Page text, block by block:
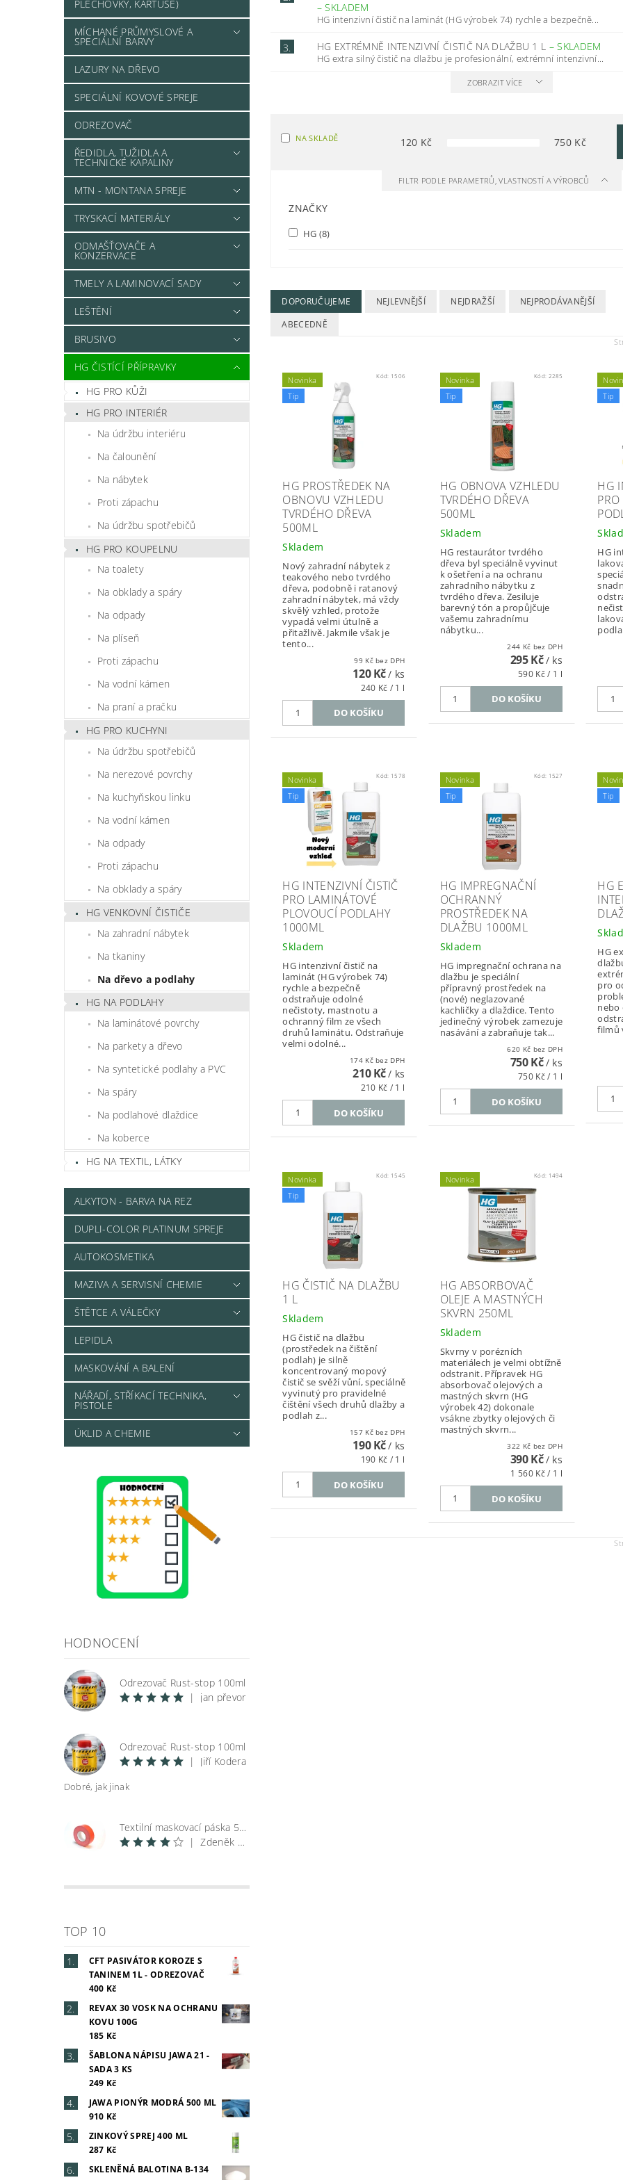
PLECHOVKY, KARTUŠE)
MÍCHANÉ PRŮMYSLOVÉ A
SPECIÁLNÍ BARVY
LAZURY NA DŘEVO
SPECIÁLNÍ KOVOVÉ SPREJE
ODREZOVAČ
ŘEDIDLA, TUŽIDLA A
TECHNICKÉ KAPALINY
MTN - MONTANA SPREJE
TRYSKACÍ MATERIÁLY
ODMAŠŤOVAČE A
KONZERVACE
TMELY A LAMINOVACÍ SADY
LEŠTĚNÍ
BRUSIVO
HG ČISTÍCÍ PŘÍPRAVKY
HG PRO KŮŽI
HG PRO INTERIÉR
Na údržbu interiéru
Na čalounění
Na nábytek
Proti zápachu
Na údržbu spotřebičů
HG PRO KOUPELNU
Na toalety
Na obklady a spáry
Na odpady
Na plíseň
Proti zápachu
Na vodní kámen
Na praní a pračku
HG PRO KUCHYNI
Na údržbu spotřebičů
Na nerezové povrchy
Na kuchyňskou linku
Na vodní kámen
Na odpady
Proti zápachu
Na obklady a spáry
HG VENKOVNÍ ČISTIČE
Na zahradní nábytek
Na tkaniny
Na dřevo a podlahy
HG NA PODLAHY
Na laminátové povrchy
Na parkety a dřevo
Na syntetické podlahy a PVC
Na spáry
Na podlahové dlaždice
Na koberce
HG NA TEXTIL, LÁTKY
ALKYTON - BARVA NA REZ
DUPLI-COLOR PLATINUM SPREJE
AUTOKOSMETIKA
MAZIVA A SERVISNÍ CHEMIE
ŠTĚTCE A VÁLEČKY
LEPIDLA
MASKOVÁNÍ A BALENÍ
NÁŘADÍ, STŘÍKACÍ TECHNIKA,
PISTOLE
ÚKLID A CHEMIE
HODNOCENÍ
Odrezovač Rust-stop 100ml
|
jan převor
Odrezovač Rust-stop 100ml
|
Jiří Kodera
Dobré, jak jinak
Textilní maskovací páska 50 m
|
Zdeněk Špunar
TOP 10
CFT PASIVÁTOR KOROZE S
TANINEM 1L - ODREZOVAČ
400 Kč
REVAX 30 VOSK NA OCHRANU
KOVU 100G
185 Kč
ŠABLONA NÁPISU JAWA 21 -
SADA 3 KS
249 Kč
JAWA PIONÝR MODRÁ 500 ML
910 Kč
ZINKOVÝ SPREJ 400 ML
287 Kč
SKLENĚNÁ BALOTINA B-134
– SKLADEM
HG intenzivní čistič na laminát (HG výrobek 74) rychle a bezpečně...
3. HG EXTRÉMNĚ INTENZIVNÍ ČISTIČ NA DLAŽBU 1 L – SKLADEM
HG extra silný čistič na dlažbu je profesionální, extrémní intenzivní...
ZOBRAZIT VÍCE
NA SKLADĚ 120 Kč 750Kč
FILTR PODLE PARAMETRŮ, VLASTNOSTÍ A VÝROBCŮ
ZNAČKY
HG (8)
DOPORUČUJEME NEJLEVNĚJŠÍ NEJDRAŽŠÍ
NEJPRODÁVANĚJŠÍ
ABECEDNĚ
Novinka
Tip
Kód: 1506
HG PROSTŘEDEK NA
OBNOVU VZHLEDU
TVRDÉHO DŘEVA
500ML
Skladem
Nový zahradní nábytek z
teakového nebo tvrdého
dřeva, podobně i ratanový
zahradní nábytek, má vždy
skvělý vzhled, protože
vypadá velmi útulně a
přitažlivě. Jakmile však je
tento...
99 Kč bez DPH
120 Kč/ ks
240 Kč / 1 l
Novinka
Tip
Kód: 2285
HG OBNOVA VZHLEDU
TVRDÉHO DŘEVA
500ML
Skladem
HG restaurátor tvrdého
dřeva byl speciálně vyvinut
k ošetření a na ochranu
zahradního nábytku z
tvrdého dřeva. Zesiluje
barevný tón a propůjčuje
vašemu zahradnímu
nábytku...
244 Kč bez DPH
295 Kč/ ks
590 Kč / 1 l
Tip
HG
PRO
HG
Novinka
Tip
Kód: 1578
HG INTENZIVNÍ ČISTIČ
PRO LAMINÁTOVÉ
PLOVOUCÍ PODLAHY
1000ML
Skladem
HG intenzivní čistič na
laminát (HG výrobek 74)
rychle a bezpečně
odstraňuje odolné
nečistoty, mastnotu a
ochranný film ze všech
druhů laminátu. Odstraňuje
velmi odolné...
174 Kč bez DPH
210 Kč/ ks
210 Kč / 1 l
Novinka
Tip
Kód: 1527
HG IMPREGNAČNÍ
OCHRANNÝ
PROSTŘEDEK NA
DLAŽBU 1000ML
Skladem
HG impregnační ochrana na
dlažbu je speciální
přípravný prostředek na
(nové) neglazované
kachličky a dlaždice. Tento
jedinečný výrobek zamezuje
nasávání a zabraňuje tak...
620 Kč bez DPH
750 Kč/ ks
750 Kč / 1 l
Tip
HG
HG
pro
nebo
filmů
Novinka
Tip
Kód: 1545
HG ČISTIČ NA DLAŽBU
1 L
Skladem
HG čistič na dlažbu
(prostředek na čištění
podlah) je silně
koncentrovaný mopový
čistič se svěží vůní, speciálně
vyvinutý pro pravidelné
čištění všech druhů dlažby a
podlah z...
157 Kč bez DPH
190 Kč/ ks
190 Kč / 1 l
Novinka Kód: 1494
HG ABSORBOVAČ
OLEJE A MASTNÝCH
SKVRN 250ML
Skladem
Skvrny v porézních
materiálech je velmi obtížně
odstranit. Přípravek HG
absorbovač olejových a
mastných skvrn (HG
výrobek 42) dokonale
vsákne zbytky olejových či
mastných skvrn...
322 Kč bez DPH
390 Kč/ ks
1 560 Kč / 1 l